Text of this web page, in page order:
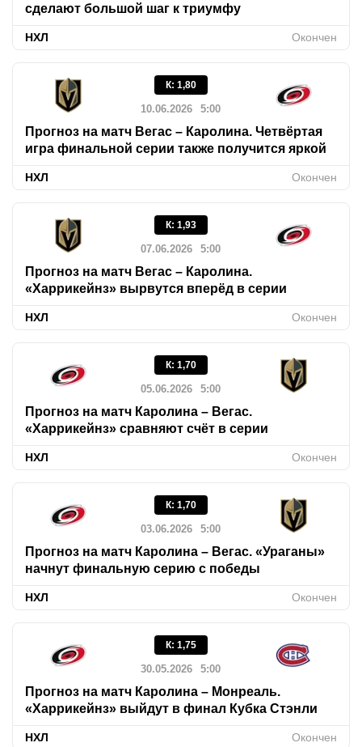
сделают большой шаг к триумфу
НХЛ Окончен
К: 1,80
10.06.2026 5:00
Прогноз на матч Вегас – Каролина. Четвёртая
игра финальной серии также получится яркой
НХЛ Окончен
К: 1,93
07.06.2026 5:00
Прогноз на матч Вегас – Каролина.
«Харрикейнз» вырвутся вперёд в серии
НХЛ Окончен
К: 1,70
05.06.2026 5:00
Прогноз на матч Каролина – Вегас.
«Харрикейнз» сравняют счёт в серии
НХЛ Окончен
К: 1,70
03.06.2026 5:00
Прогноз на матч Каролина – Вегас. «Ураганы»
начнут финальную серию с победы
НХЛ Окончен
К: 1,75
30.05.2026 5:00
Прогноз на матч Каролина – Монреаль.
«Харрикейнз» выйдут в финал Кубка Стэнли
НХЛ Окончен